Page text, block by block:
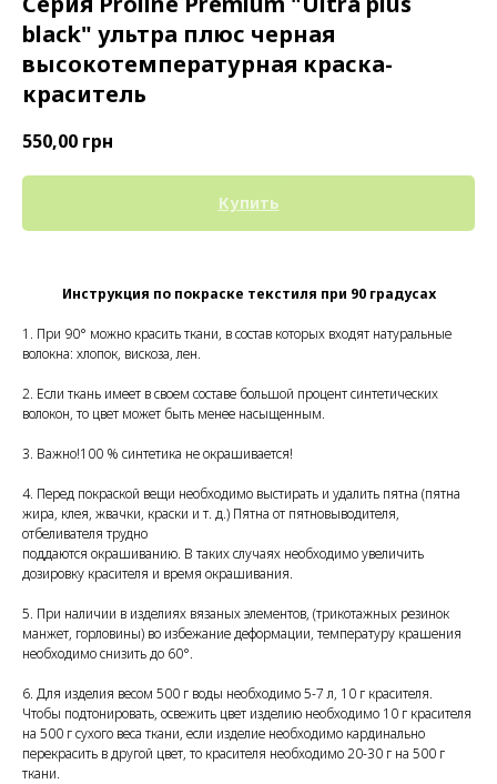
black" ультра плюс черная
высокотемпературная краска-
краситель
550,00 грн
Купить
Инструкция по покраске текстиля при 90 градусах
1. При 90° можно красить ткани, в состав которых входят натуральные
волокна: хлопок, вискоза, лен.
2. Если ткань имеет в своем составе большой процент синтетических
волокон, то цвет может быть менее насыщенным.
3. Важно!100 % синтетика не окрашивается!
4. Перед покраской вещи необходимо выстирать и удалить пятна (пятна
жира, клея, жвачки, краски и т. д.) Пятна от пятновыводителя,
отбеливателя трудно
поддаются окрашиванию. В таких случаях необходимо увеличить
дозировку красителя и время окрашивания.
5. При наличии в изделиях вязаных элементов, (трикотажных резинок
манжет, горловины) во избежание деформации, температуру крашения
необходимо снизить до 60°.
6. Для изделия весом 500 г воды необходимо 5-7 л, 10 г красителя.
Чтобы подтонировать, освежить цвет изделию необходимо 10 г красителя
на 500 г сухого веса ткани, если изделие необходимо кардинально
перекрасить в другой цвет, то красителя необходимо 20-30 г на 500 г
ткани.